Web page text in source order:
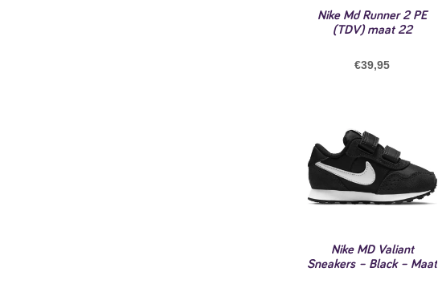
Nike Md Runner 2 PE
(TDV) maat 22
€39,95
Nike MD Valiant
Sneakers – Black – Maat